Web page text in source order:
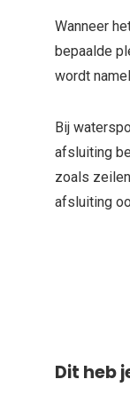
Wanneer
bepaalde
wordt
Bij
afsluiting
zoals
afsluiting
Dit heb